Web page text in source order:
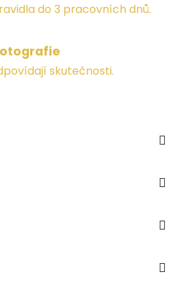
do 3 pracovních dnů.
skutečnosti.